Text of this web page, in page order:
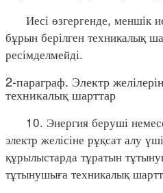
Иесі өзгергенде, меншік
бұрын берілген техникалық
ресімделмейді.
2-параграф. Электр
техникалық шарттар
10. Энергия беруші
электр желісіне рұқсат алу
құрылыстарда тұратын
тұтынушыға техникалық